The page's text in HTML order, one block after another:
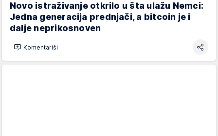
Novo istraživanje otkrilo u šta ulažu Nemci:
Jedna generacija prednjači, a bitcoin je i
dalje neprikosnoven
Komentariši